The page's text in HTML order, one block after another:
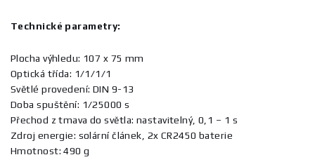
Technické parametry:
Plocha výhledu: 107 x 75 mm
Optická třída: 1/1/1/1
Světlé provedení: DIN 9-13
Doba spuštění: 1/25000 s
Přechod z tmava do světla: nastavitelný, 0,1 – 1 s
Zdroj energie: solární článek, 2x CR2450 baterie
Hmotnost: 490 g